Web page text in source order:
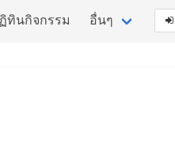
ทินกิจกรรม อื่นๆ